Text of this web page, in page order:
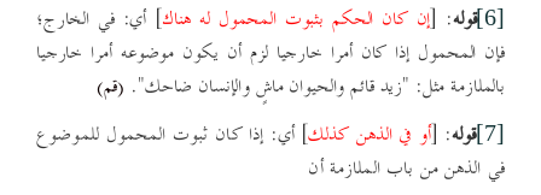
[6]قوله: [إن كان الحكم بثبوت المحمول له هناك] أي: في الخارج؛
فإن المحمول إذا كان أمرا خارجيا لزم أن يكون موضوعه أمرا خارجيا
بالملازمة مثل: "زيد قائم والحيوان ماشٍ والإنسان ضاحك". (قم)
[7]قوله: [أو في الذهن كذلك] أي: إذاكان ثبوت المحمول للموضوع
في الذهن من باب الملازمة أن